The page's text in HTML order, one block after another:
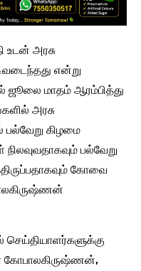
உடன் அரசு
என்று
ஜூலை மாதம் ஆரம்பித்து
அரசு
பல்வேறு கிழமை
பல்வேறு
கோவை
செய்தியாளர்களுக்கு
கோபாலகிருஷ்ணன்,